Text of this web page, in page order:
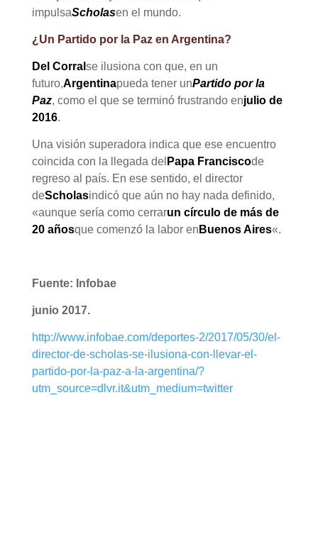
impulsaScholasen el mundo.
¿Un Partido por la Paz en Argentina?
Del Corral se ilusiona con que, en un
futuro,Argentinapueda tener unPartido por la
Paz, como el que se terminó frustrando enjulio de
2016.
Una visión superadora indica que ese encuentro
coincida con la llegada del Papa Franciscode
regreso al país. En ese sentido, el director
deScholasindicó que aún no hay nada definido,
«aunque sería como cerrarun círculo de más de
20 añosque comenzó la labor en Buenos Aires«.
Fuente: Infobae
junio 2017.
http://www.infobae.com/deportes-2/2017/05/30/el-
director-de-scholas-se-ilusiona-con-llevar-el-
partido-por-la-paz-a-la-argentina/?
utm_source=dlvr.it&utm_medium=twitter